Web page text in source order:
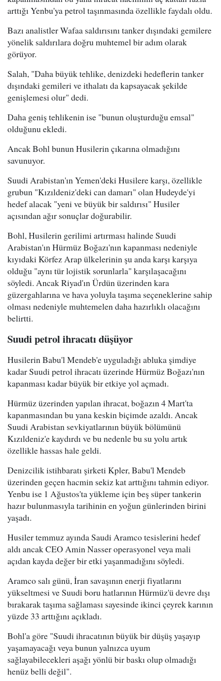
arttığı Yenbu'ya petrol taşınmasında özellikle faydalı oldu.
Bazı analistler Wafaa saldırısını tanker dışındaki gemilere
yönelik saldırılara doğru muhtemel bir adım olarak
görüyor.
Salah, "Daha büyük tehlike, denizdeki hedeflerin tanker
dışındaki gemileri ve ithalatı da kapsayacak şekilde
genişlemesi olur" dedi.
Daha geniş tehlikenin ise "bunun oluşturduğu emsal"
olduğunu ekledi.
Ancak Bohl bunun Husilerin çıkarına olmadığını
savunuyor.
Suudi Arabistan'ın Yemen'deki Husilere karşı, özellikle
grubun "Kızıldeniz'deki can damarı" olan Hudeyde'yi
hedef alacak "yeni ve büyük bir saldırısı" Husiler
açısından ağır sonuçlar doğurabilir.
Bohl, Husilerin gerilimi artırması halinde Suudi
Arabistan'ın Hürmüz Boğazı'nın kapanması nedeniyle
kıyıdaki Körfez Arap ülkelerinin şu anda karşı karşıya
olduğu "aynı tür lojistik sorunlarla" karşılaşacağını
söyledi. Ancak Riyad'ın Ürdün üzerinden kara
güzergahlarına ve hava yoluyla taşıma seçeneklerine sahip
olması nedeniyle muhtemelen daha hazırlıklı olacağını
belirtti.
Suudi petrol ihracatı düşüyor
Husilerin Babu'l Mendeb'e uyguladığı abluka şimdiye
kadar Suudi petrol ihracatı üzerinde Hürmüz Boğazı'nın
kapanması kadar büyük bir etkiye yol açmadı.
Hürmüz üzerinden yapılan ihracat, boğazın 4 Mart'ta
kapanmasından bu yana keskin biçimde azaldı. Ancak
Suudi Arabistan sevkiyatlarının büyük bölümünü
Kızıldeniz'e kaydırdı ve bu nedenle bu su yolu artık
özellikle hassas hale geldi.
Denizcilik istihbaratı şirketi Kpler, Babu'l Mendeb
üzerinden geçen hacmin sekiz kat arttığını tahmin ediyor.
Yenbu ise 1 Ağustos'ta yükleme için beş süper tankerin
hazır bulunmasıyla tarihinin en yoğun günlerinden birini
yaşadı.
Husiler temmuz ayında Saudi Aramco tesislerini hedef
aldı ancak CEO Amin Nasser operasyonel veya mali
açıdan kayda değer bir etki yaşanmadığını söyledi.
Aramco salı günü, İran savaşının enerji fiyatlarını
yükseltmesi ve Suudi boru hatlarının Hürmüz'ü devre dışı
bırakarak taşıma sağlaması sayesinde ikinci çeyrek karının
yüzde 33 arttığını açıkladı.
Bohl'a göre "Suudi ihracatının büyük bir düşüş yaşayıp
yaşamayacağı veya bunun yalnızca uyum
sağlayabilecekleri aşağı yönlü bir baskı olup olmadığı
henüz belli değil".